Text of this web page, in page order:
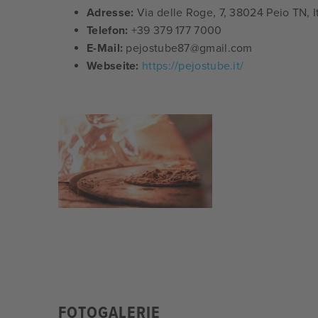
Adresse: Via delle Roge, 7, 38024 Peio TN,
Telefon: +39 379 177 7000
E-Mail: pejostube87@gmail.com
Webseite: https://pejostube.it/
FOTOGALERIE